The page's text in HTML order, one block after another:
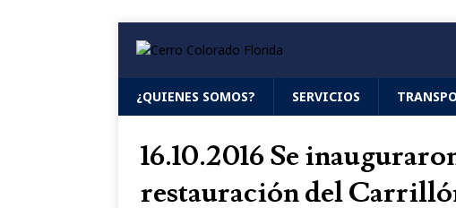
¿QUIENES SOMOS? SERVICIOS
16.10.2016 Se
restauración del